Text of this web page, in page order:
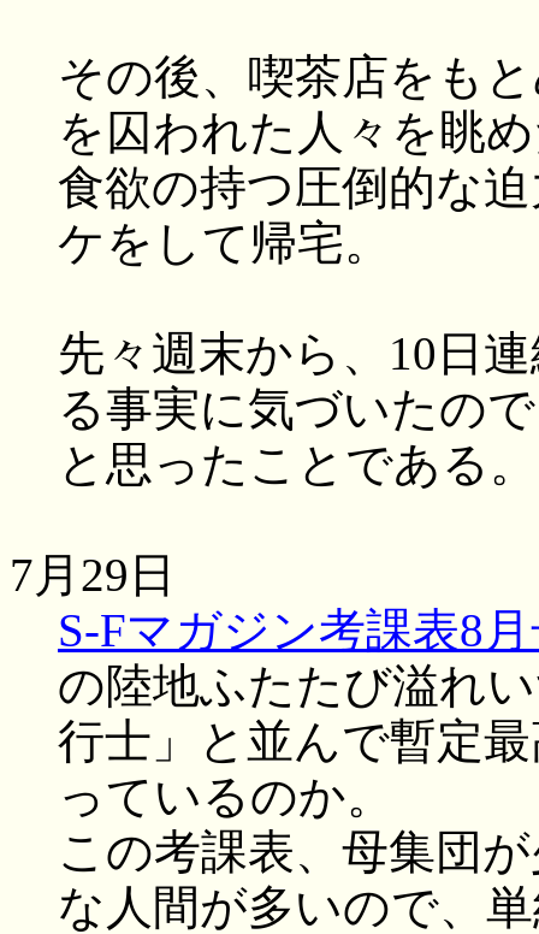
その後、喫茶店をも
を囚われた人々を眺
食欲の持つ圧倒的な
ケをして帰宅。
先々週末から、10日
る事実に気づいたの
と思ったことである。
7月29日
S-Fマガジン考課表8
の陸地ふたたび溢れ
行士」と並んで暫定
っているのか。
この考課表、母集団
な人間が多いので、